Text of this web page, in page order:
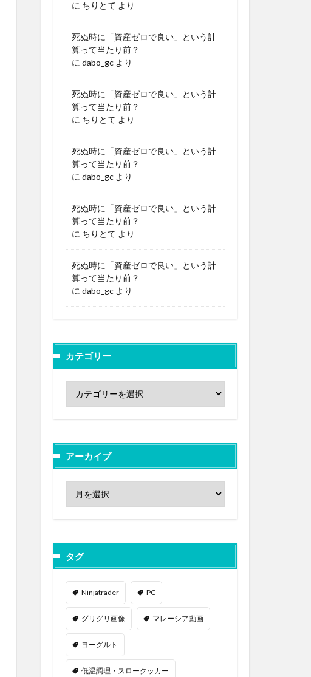
に ちりとて より
死ぬ時に「資産ゼロで良い」という計
算って当たり前？
に dabo_gc より
死ぬ時に「資産ゼロで良い」という計
算って当たり前？
に ちりとて より
死ぬ時に「資産ゼロで良い」という計
算って当たり前？
に dabo_gc より
死ぬ時に「資産ゼロで良い」という計
算って当たり前？
に ちりとて より
死ぬ時に「資産ゼロで良い」という計
算って当たり前？
に dabo_gc より
カテゴリー
アーカイブ
タグ
Ninjatrader PC
グリグリ画像 マレーシア動画
ヨーグルト
低温調理・スロークッカー